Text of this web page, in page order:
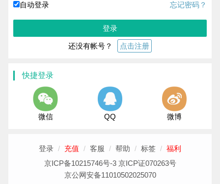
自动登录 忘记密码？
登录
还没有帐号？ 点击注册
快捷登录
微信 QQ 微博
登录 / 充值 / 客服 / 帮助 / 标签 / 福利
京ICP备10215746号-3 京ICP证070263号
京公网安备11010502025070